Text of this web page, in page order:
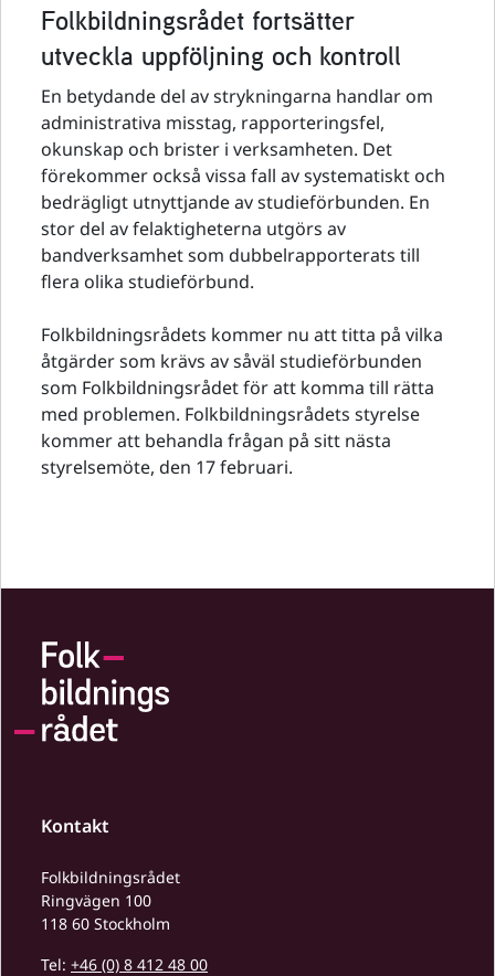
Folkbildningsrådet fortsätter
utveckla uppföljning och kontroll
En betydande del av strykningarna handlar om
administrativa misstag, rapporteringsfel,
okunskap och brister i verksamheten. Det
förekommer också vissa fall av systematiskt och
bedrägligt utnyttjande av studieförbunden. En
stor del av felaktigheterna utgörs av
bandverksamhet som dubbelrapporterats till
flera olika studieförbund.
Folkbildningsrådets kommer nu att titta på vilka
åtgärder som krävs av såväl studieförbunden
som Folkbildningsrådet för att komma till rätta
med problemen. Folkbildningsrådets styrelse
kommer att behandla frågan på sitt nästa
styrelsemöte, den 17 februari.
Kontakt
Folkbildningsrådet
Ringvägen 100
118 60 Stockholm
Tel: +46 (0) 8 412 48 00